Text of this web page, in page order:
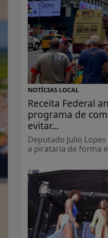
NOTÍCIAS LOCAL
Receita Federal
programa de
evitar...
Deputado Julio
a pirataria de forma